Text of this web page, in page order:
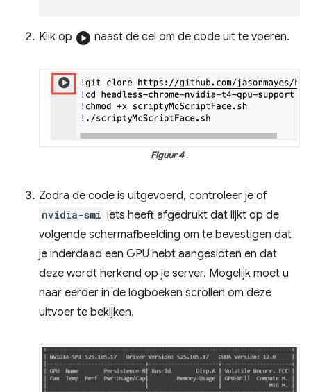
Klik op play_circle naast de cel om de code uit te voeren.
Figuur 4.
Zodra de code is uitgevoerd, controleer je of
nvidia-smi iets heeft afgedrukt dat lijkt op de
volgende schermafbeelding om te bevestigen dat
je inderdaad een GPU hebt aangesloten en dat
deze wordt herkend op je server. Mogelijk moet u
naar eerder in de logboeken scrollen om deze
uitvoer te bekijken.